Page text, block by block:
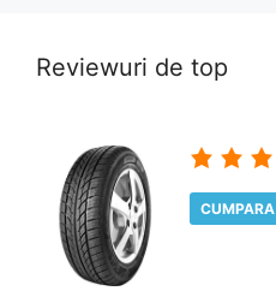
Reviewuri de top
CUMPARA